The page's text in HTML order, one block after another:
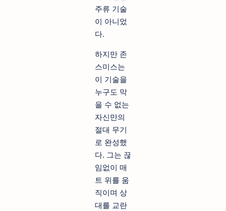
주류 기술
이 아니었
다.
하지만 존
스미스는
이 기술을
누구도 막
을 수 없는
자신만의
절대 무기
로 완성했
다. 그는 끊
임없이 매
트 위를 움
직이며 상
대를 교란